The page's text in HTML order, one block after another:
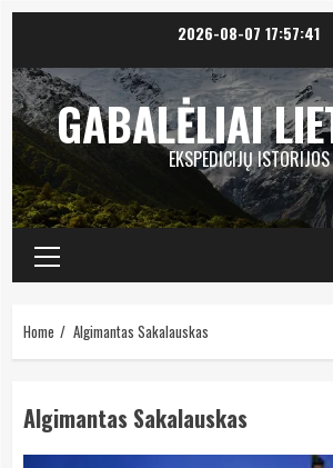
content
2026-08-07 17:57:41
GABALĖLIAI
EKSPEDICIJŲ ISTORIJOS
Primary
Menu
Home Algimantas Sakalauskas
Algimantas Sakalauskas